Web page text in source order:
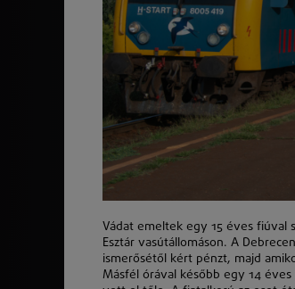
Vádat emeltek egy 15 éves fiúval
Esztár vasútállomáson. A
ismerősétől
kért pénzt, majd
Másfél órával
később egy 14 éves